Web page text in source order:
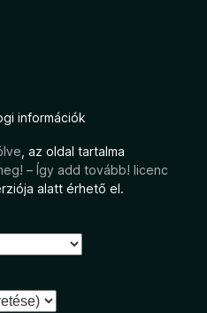
információk
, az oldal tartalma
– Így add tovább! licenc
alatt érhető el.